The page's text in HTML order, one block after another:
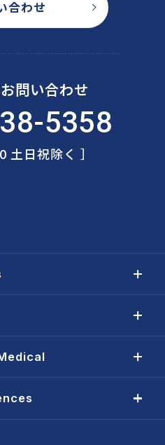
合わせ
問い合わせ
5358
土日祝除く ］